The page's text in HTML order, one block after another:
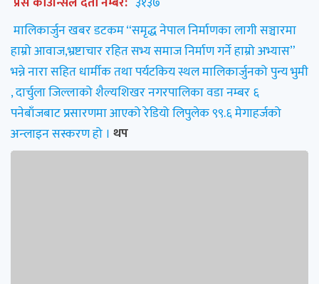
मालिकार्जुन खबर डटकम “समृद्ध नेपाल निर्माणका लागी सञ्चारमा
हाम्रो आवाज,भ्रष्टाचार रहित सभ्य समाज निर्माण गर्ने हाम्रो अभ्यास”
भन्ने नारा सहित धार्मीक तथा पर्यटकिय स्थल मालिकार्जुनको पुन्य भुमी
, दार्चुला जिल्लाको शैल्यशिखर नगरपालिका वडा नम्बर ६
पनेबाँजबाट प्रसारणमा आएको रेडियो लिपुलेक ९९.६ मेगाहर्जको
अन्लाइन सस्करण हो । थप